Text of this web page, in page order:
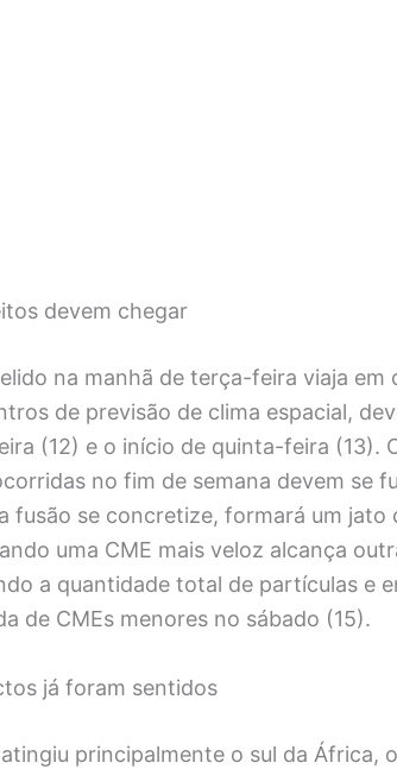
devem chegar
na manhã de terça-feira viaja em
de previsão de clima espacial,
(12) e o início de quinta-feira (13).
no fim de semana devem se
fusão se concretize, formará um jato
uma CME mais veloz alcança
a quantidade total de partículas e
de CMEs menores no sábado (15).
já foram sentidos
principalmente o sul da África,